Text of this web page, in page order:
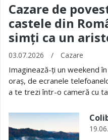
Cazare de
castele din
simți ca un
03.07.2026 / Cazare
Imaginează-ți un weekend
oraș, de ecranele
a te trezi într-o cameră cu